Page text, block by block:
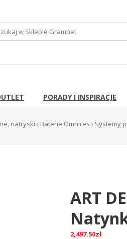
PORADY I INSPIRACJE
natryski › Baterie Omnires › Systemy
ART
2,497.50zł